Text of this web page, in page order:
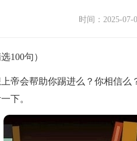
时间：2025-07-
100句）
会帮助你踢进么？你相信么
下。